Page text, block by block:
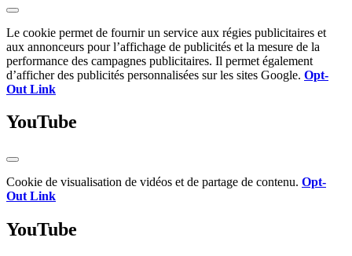
Le cookie permet de fournir un service aux régies publicitaires et
aux annonceurs pour l’affichage de publicités et la mesure de la
performance des campagnes publicitaires. Il permet également
d’afficher des publicités personnalisées sur les sites Google. Opt-
Out Link
YouTube
Cookie de visualisation de vidéos et de partage de contenu. Opt-
Out Link
YouTube